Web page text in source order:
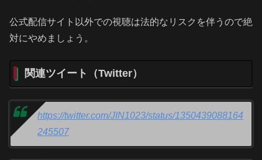
公式配信サイト以外での視聴は法的なリスクを伴うので絶
対にやめましょう。
関連ツイート（Twitter）
https://twitter.com/JIN1023/status/1350439088164
245507